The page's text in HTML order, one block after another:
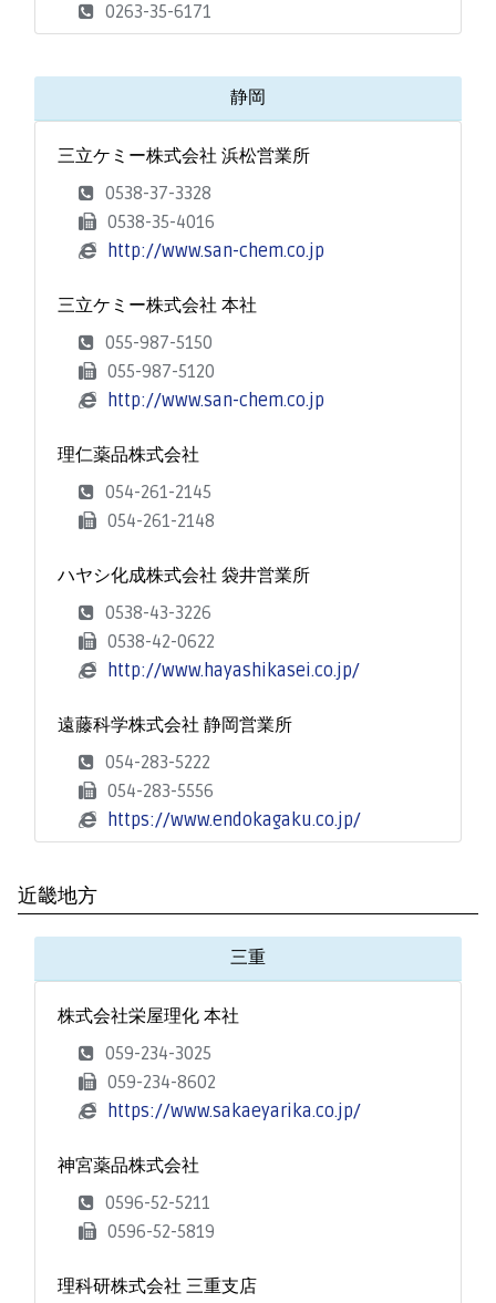
0263-35-6171
静岡
三立ケミー株式会社 浜松営業所
0538-37-3328
0538-35-4016
http://www.san-chem.co.jp
三立ケミー株式会社 本社
055-987-5150
055-987-5120
http://www.san-chem.co.jp
理仁薬品株式会社
054-261-2145
054-261-2148
ハヤシ化成株式会社 袋井営業所
0538-43-3226
0538-42-0622
http://www.hayashikasei.co.jp/
遠藤科学株式会社 静岡営業所
054-283-5222
054-283-5556
https://www.endokagaku.co.jp/
近畿地方
三重
株式会社栄屋理化 本社
059-234-3025
059-234-8602
https://www.sakaeyarika.co.jp/
神宮薬品株式会社
0596-52-5211
0596-52-5819
理科研株式会社 三重支店